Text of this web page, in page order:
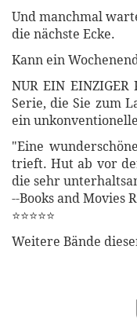
Und manchmal
die nächste Ecke.
Kann ein
NUR EIN
Serie, die Sie zum
ein
"Eine
trieft. Hut ab vor
die sehr
--Books and Movies
⭐⭐⭐⭐⭐
Weitere Bände